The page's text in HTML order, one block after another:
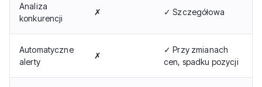
Analiza
konkurencji
✗ ✓ Szczegółowa
Automatyczne
alerty
✗
✓ Przy zmianach
cen, spadku pozycji